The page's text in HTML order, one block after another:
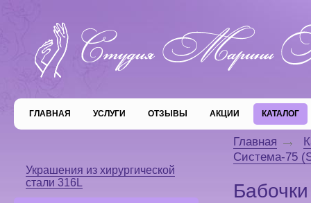
ГЛАВНАЯ УСЛУГИ ОТЗЫВЫ АКЦИИ КАТАЛОГ
Украшения из хирургической
стали 316L
Главная
Система-75